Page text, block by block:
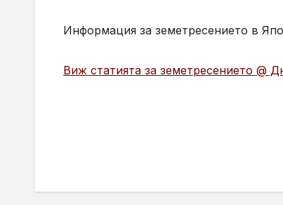
Информация за земетресението в
Виж статията за земетресението @